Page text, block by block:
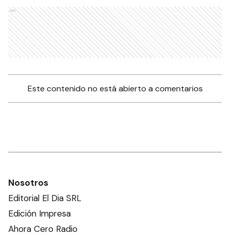
Ads
Este contenido no está abierto a comentarios
Nosotros
Editorial El Dia SRL
Edición Impresa
Ahora Cero Radio